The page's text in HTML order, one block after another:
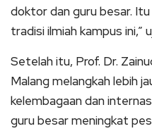
doktor dan guru besar.
tradisi ilmiah kampus ini,”
Setelah itu, Prof. Dr.
Malang melangkah lebih
kelembagaan dan
guru besar meningkat